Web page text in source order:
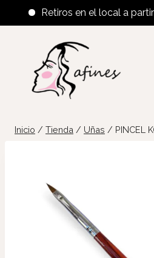
Retiros en el local a partir
contenido
Inicio / Tienda / Uñas / PINCEL